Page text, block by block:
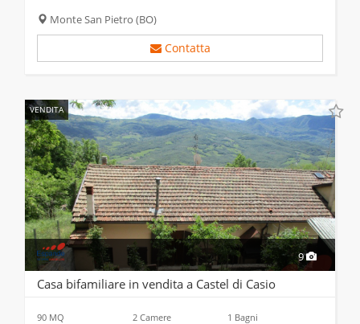
una completa...
Monte San Pietro (BO)
Contatta
VENDITA
9
Casa bifamiliare in vendita a Castel di Casio
90 MQ 2 Camere 1 Bagni